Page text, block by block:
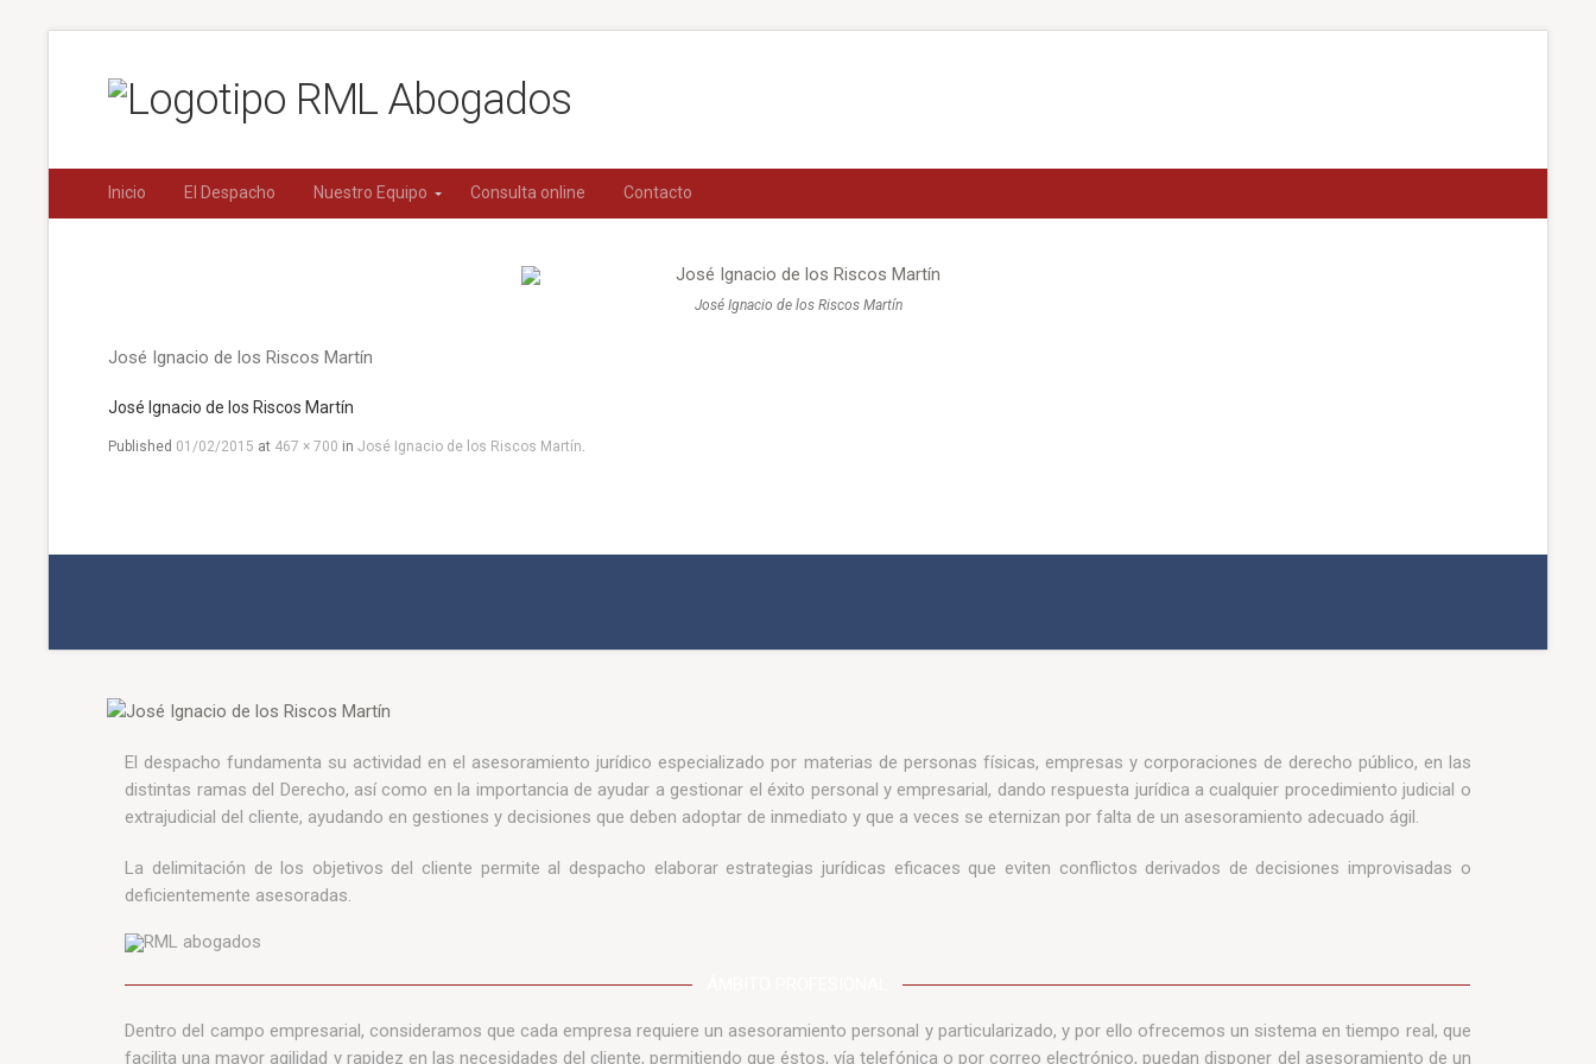
Inicio El Despacho Nuestro Equipo Consulta online Contacto
José Ignacio de los Riscos Martín
José Ignacio de los Riscos Martín
José Ignacio de los Riscos Martín
Published 01/02/2015 at 467 × 700 inJosé Ignacio de los Riscos Martín.
El despacho fundamenta su actividad en el asesoramiento jurídico especializado por materias de personas físicas, empresas y corporaciones de derecho público, en las
distintas ramas del Derecho, así como en la importancia de ayudar a gestionar el éxito personal y empresarial, dando respuesta jurídica a cualquier procedimiento judicial o
extrajudicial del cliente, ayudando en gestiones y decisiones que deben adoptar de inmediato y que a veces se eternizan por falta de un asesoramiento adecuado ágil.
La delimitación de los objetivos del cliente permite al despacho elaborar estrategias jurídicas eficaces que eviten conflictos derivados de decisiones improvisadas o
deficientemente asesoradas.
Dentro del campo empresarial, consideramos que cada empresa requiere un asesoramiento personal y particularizado, y por ello ofrecemos un sistema en tiempo real, que
facilita una mayor agilidad y rapidez en las necesidades del cliente, permitiendo que éstos, vía telefónica o por correo electrónico, puedan disponer del asesoramiento de un